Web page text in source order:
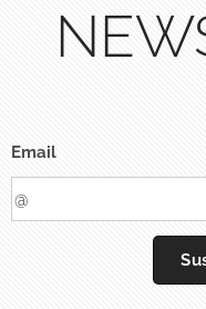
Email